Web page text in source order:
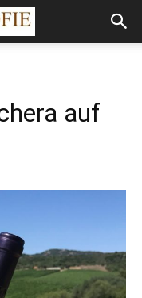
auf